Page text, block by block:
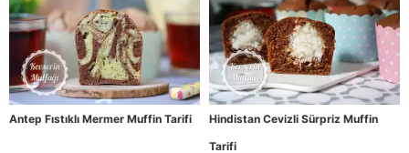
Antep Fıstıklı Mermer Muffin Tarifi
Hindistan Cevizli Sürpriz Muffin
Tarifi